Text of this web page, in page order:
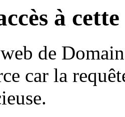
à
de
car la